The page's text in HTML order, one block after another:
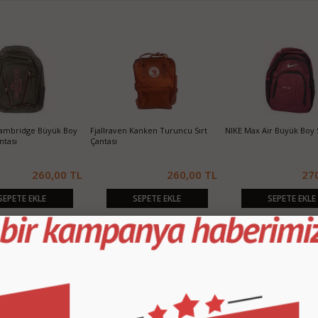
Reebok Büyük Boy Pembe Sırt
Çantası
NIKE Büyük Boy Okul Sırt Çantası .